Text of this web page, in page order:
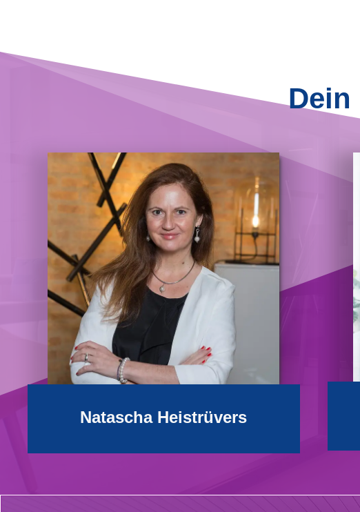
Dein
Natascha Heistrüvers